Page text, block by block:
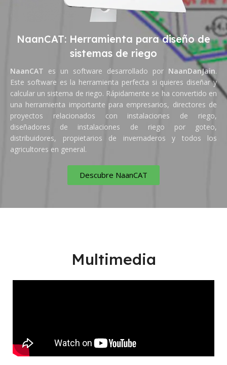
NaanCAT: Herramienta para diseño de
sistemas de riego
NaanCAT es un software desarrollado por NaanDanJain.
Este software es la herramienta perfecta si quieres diseñar y
calcular un sistema de riego. Rápidamente se ha convertido en
una herramienta importante para empresarios, directores de
proyectos relacionados con instalaciones de riego,
diseñadores de instalaciones de riego por goteo,
distribuidores, propietarios de invernaderos y todos los
agricultores en general.
Descubre NaanCAT
Multimedia